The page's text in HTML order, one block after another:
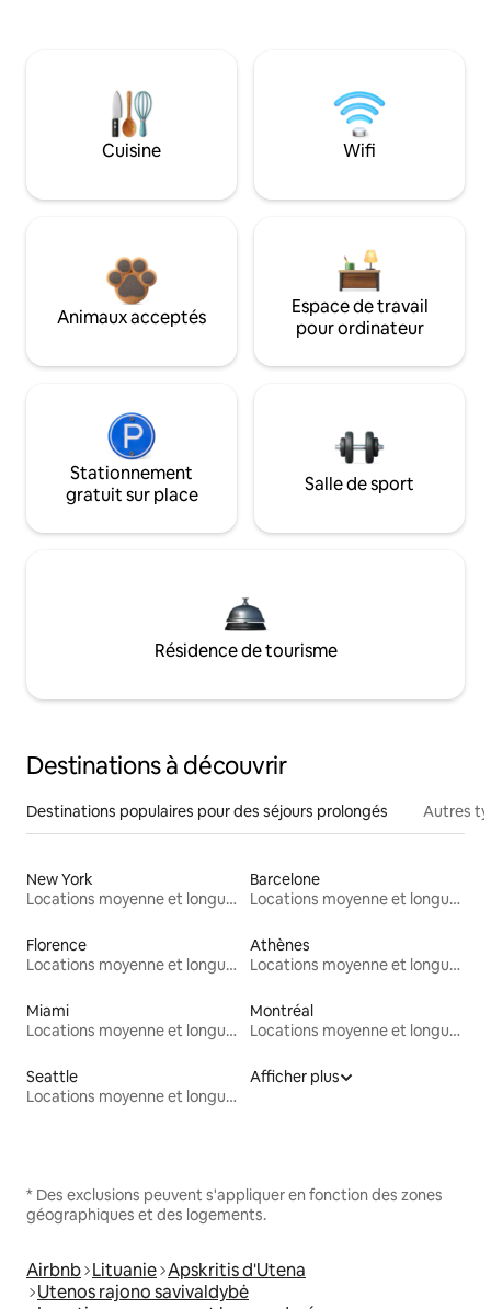
Cuisine Wifi
Animaux acceptés
Espace de travail
pour ordinateur
Stationnement
gratuit sur place
Salle de sport
Résidence de tourisme
Destinations à découvrir
Destinations populaires pour des séjours prolongés Autres
New York
Locations moyenne et longue durée
Barcelone
Locations moyenne et longue durée
Florence
Locations moyenne et longue durée
Athènes
Locations moyenne et longue durée
Miami
Locations moyenne et longue durée
Montréal
Locations moyenne et longue durée
Seattle
Locations moyenne et longue durée
Afficher plus
* Des exclusions peuvent s'appliquer en fonction des zones
géographiques et des logements.
Airbnb Lituanie Apskritis d'Utena
Utenos rajono savivaldybė